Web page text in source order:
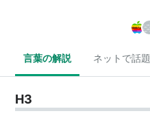
言葉の解説 ネットで話題
H3